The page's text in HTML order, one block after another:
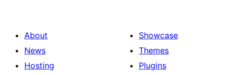
About
News
Hosting
Showcase
Themes
Plugins